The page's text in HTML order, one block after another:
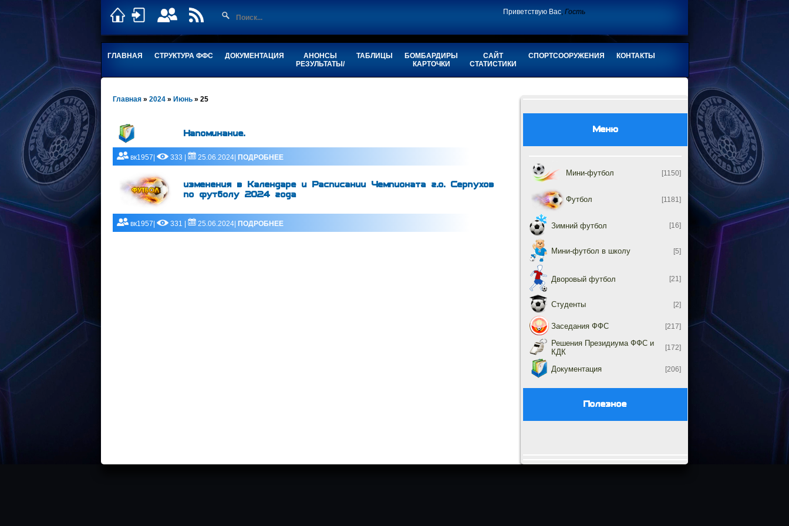
Приветствую Вас,Гость
ГЛАВНАЯ СТРУКТУРА ФФС ДОКУМЕНТАЦИЯ
АНОНСЫ
РЕЗУЛЬТАТЫ/
ТАБЛИЦЫ
БОМБАРДИРЫ
КАРТОЧКИ
САЙТ
СТАТИСТИКИ
СПОРТСООРУЖЕНИЯ КОНТАКТЫ
Главная » 2024 » Июнь » 25
Напоминание.
вк1957| 333 | 25.06.2024| ПОДРОБНЕЕ
изменения в Календаре и Расписании Чемпионата г.о. Серпухов
по футболу 2024 года
вк1957| 331 | 25.06.2024| ПОДРОБНЕЕ
Меню
Мини-футбол [1150]
Футбол [1181]
Зимний футбол [16]
Мини-футбол в школу [5]
Дворовый футбол [21]
Студенты [2]
Заседания ФФС [217]
Решения Президиума ФФС и
КДК
[172]
Документация [206]
Полезное